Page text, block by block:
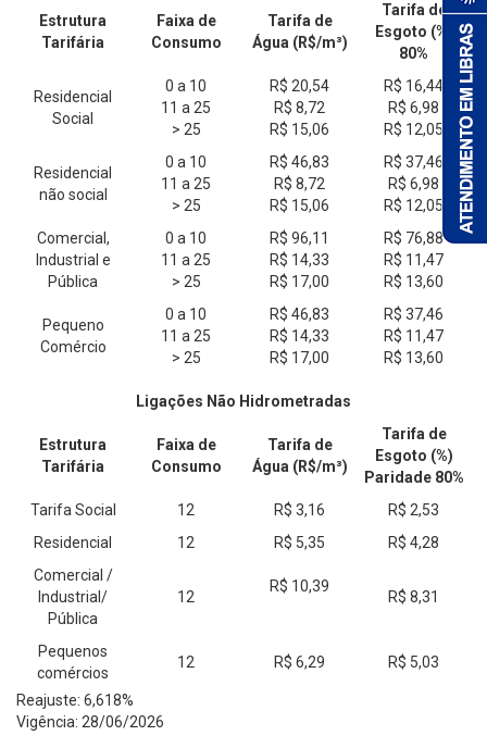
Estrutura
Tarifária
Faixa de
Consumo
Tarifa de
Água (R$/m³)
Tarifa de
Esgoto (%)
80%
Residencial
Social
0 a 10
11 a 25
> 25
R$ 20,54
R$ 8,72
R$ 15,06
R$ 16,44
R$ 6,98
R$ 12,05
Residencial
não social
0 a 10
11 a 25
> 25
R$ 46,83
R$ 8,72
R$ 15,06
R$ 37,46
R$ 6,98
R$ 12,05
Comercial,
Industrial e
Pública
0 a 10
11 a 25
> 25
R$ 96,11
R$ 14,33
R$ 17,00
R$ 76,88
R$ 11,47
R$ 13,60
Pequeno
Comércio
0 a 10
11 a 25
> 25
R$ 46,83
R$ 14,33
R$ 17,00
R$ 37,46
R$ 11,47
R$ 13,60
Ligações Não Hidrometradas
Estrutura
Tarifária
Faixa de
Consumo
Tarifa de
Água (R$/m³)
Tarifa de
Esgoto (%)
Paridade 80%
Tarifa Social
12 R$ 3,16
R$ 2,53
Residencial
12 R$ 5,35
R$ 4,28
Comercial /
Industrial/
Pública
12
R$ 10,39
R$ 8,31
Pequenos
comércios
12 R$ 6,29 R$ 5,03
Reajuste: 6,618%
Vigência: 28/06/2026